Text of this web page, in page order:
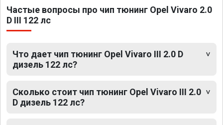
Частые вопросы про чип тюнинг Opel Vivaro 2.0
D III 122 лс
Что дает чип тюнинг Opel Vivaro III 2.0 D
дизель 122 лс?
Сколько стоит чип тюнинг Opel Vivaro III 2.0
D дизель 122 лс?